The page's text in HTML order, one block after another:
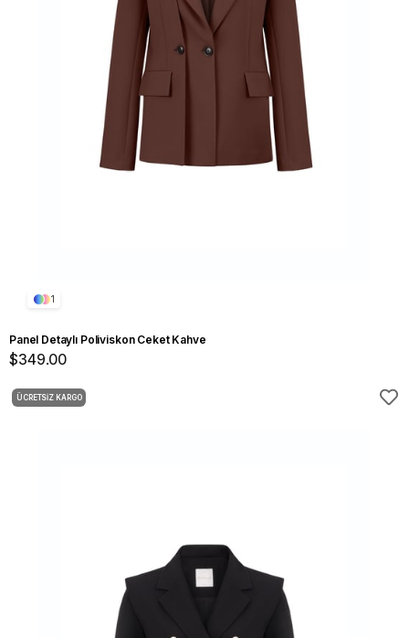
1
Panel Detaylı Poliviskon Ceket Kahve
$349.00
ÜCRETSIZ KARGO